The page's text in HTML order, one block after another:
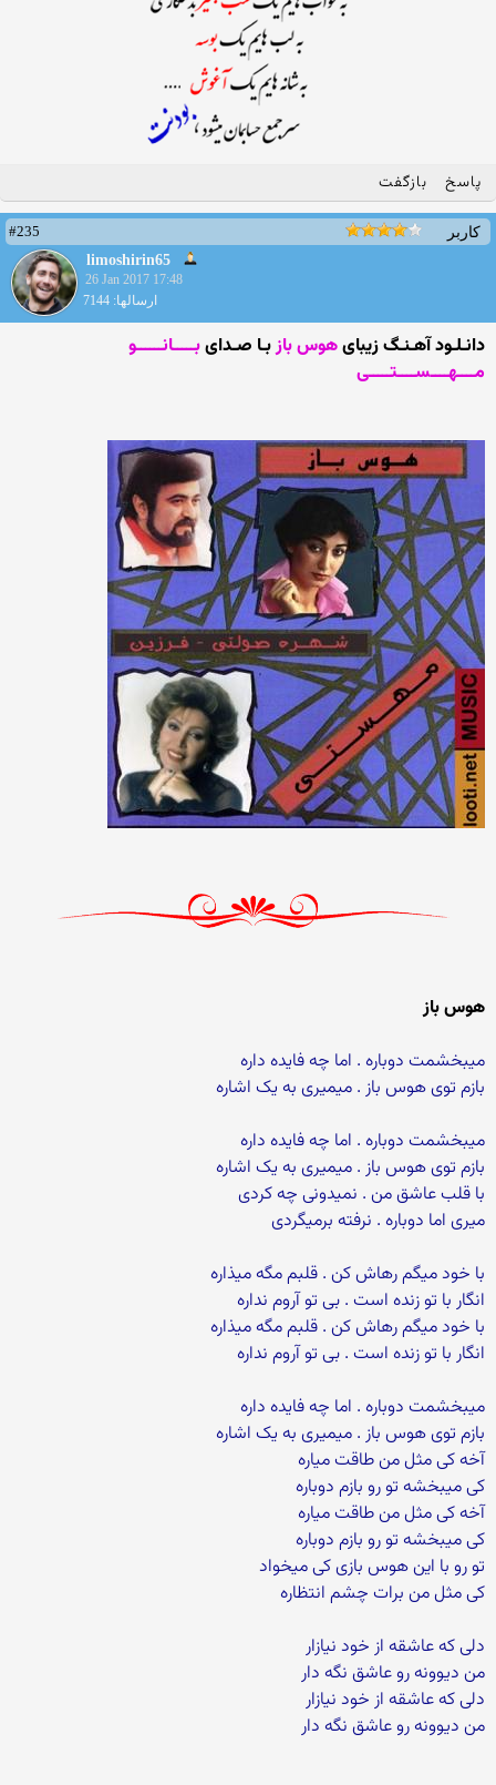
پاسخ بازگفت
کاربر
#235
limoshirin65
26 Jan 2017 17:48
ارسالها: 7144
دانـلـود آهـنـگ زیبایهوس بازبـا صـدایبـــــانــــــو
مــــهــــســــتـــــی
هوس باز
میبخشمت دوباره . اما چه فایده داره
بازم توی هوس باز . میمیری به یک اشاره
میبخشمت دوباره . اما چه فایده داره
بازم توی هوس باز . میمیری به یک اشاره
با قلب عاشق من . نمیدونی چه کردی
میری اما دوباره . نرفته برمیگردی
با خود میگم رهاش کن . قلبم مگه میذاره
انگار با تو زنده است . بی تو آروم نداره
با خود میگم رهاش کن . قلبم مگه میذاره
انگار با تو زنده است . بی تو آروم نداره
میبخشمت دوباره . اما چه فایده داره
بازم توی هوس باز . میمیری به یک اشاره
آخه کی مثل من طاقت میاره
کی میبخشه تو رو بازم دوباره
آخه کی مثل من طاقت میاره
کی میبخشه تو رو بازم دوباره
تو رو با این هوس بازی کی میخواد
کی مثل من برات چشم انتظاره
دلی که عاشقه از خود نیازار
من دیوونه رو عاشق نگه دار
دلی که عاشقه از خود نیازار
من دیوونه رو عاشق نگه دار